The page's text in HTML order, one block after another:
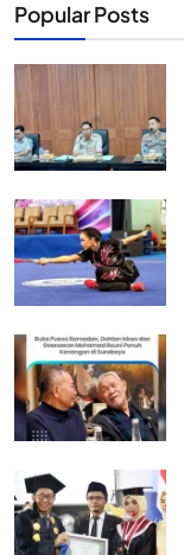
Popular Posts